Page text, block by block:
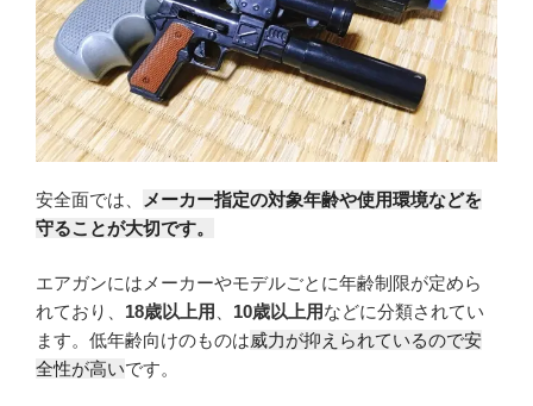
安全面では、
メーカー指定の対象年齢や使用環境などを
守ることが大切です。
エアガンにはメーカーやモデルごとに年齢制限が定めら
れており、 18歳以上用 10歳以上用などに分類されてい
ます。低年齢向けのものは威力が抑えられているので安
全性が高いです。